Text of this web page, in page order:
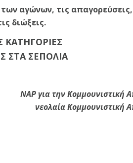
αγώνων, τις
διώξεις.
ΚΑΤΗΓΟΡΙΕΣ
ΣΤΑ ΣΕΠΟΛΙΑ
ΝΑΡ για την Κομμουνιστική
νεολαία Κομμουνιστική